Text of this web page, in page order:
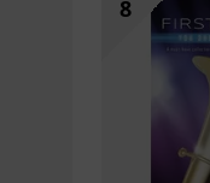
8